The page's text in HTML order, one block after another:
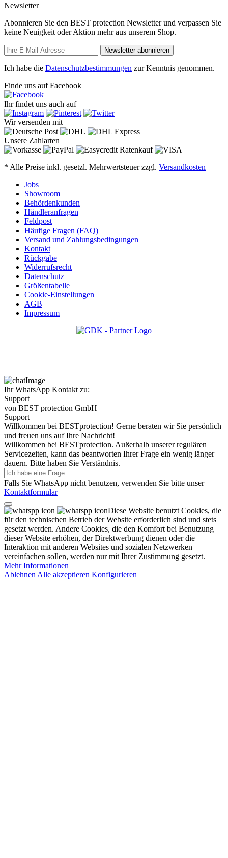
Newsletter
Abonnieren Sie den BEST protection Newsletter und verpassen Sie
keine Neuigkeit oder Aktion mehr aus unserem Shop.
Newsletter abonnieren
Ich habe die Datenschutzbestimmungen zur Kenntnis genommen.
Finde uns auf Facebook
Ihr findet uns auch auf
Wir versenden mit
Unsere Zahlarten
* Alle Preise inkl. gesetzl. Mehrwertsteuer zzgl. Versandkosten
Jobs
Showroom
Behördenkunden
Händleranfragen
Feldpost
Häufige Fragen (FAQ)
Versand und Zahlungsbedingungen
Kontakt
Rückgabe
Widerrufsrecht
Datenschutz
Größentabelle
Cookie-Einstellungen
AGB
Impressum
Ihr WhatsApp Kontakt zu:
Support
von BEST protection GmbH
Support
Willkommen bei BESTprotection! Gerne beraten wir Sie persönlich
und freuen uns auf Ihre Nachricht!
Willkommen bei BESTprotection. Außerhalb unserer regulären
Servicezeiten, kann das beantworten Ihrer Frage ein wenig länger
dauern. Bitte haben Sie Verständnis.
Falls Sie WhatsApp nicht benutzen, verwenden Sie bitte unser
Kontaktformular
Diese Website benutzt Cookies, die
für den technischen Betrieb der Website erforderlich sind und stets
gesetzt werden. Andere Cookies, die den Komfort bei Benutzung
dieser Website erhöhen, der Direktwerbung dienen oder die
Interaktion mit anderen Websites und sozialen Netzwerken
vereinfachen sollen, werden nur mit Ihrer Zustimmung gesetzt.
Mehr Informationen
Ablehnen Alle akzeptieren Konfigurieren